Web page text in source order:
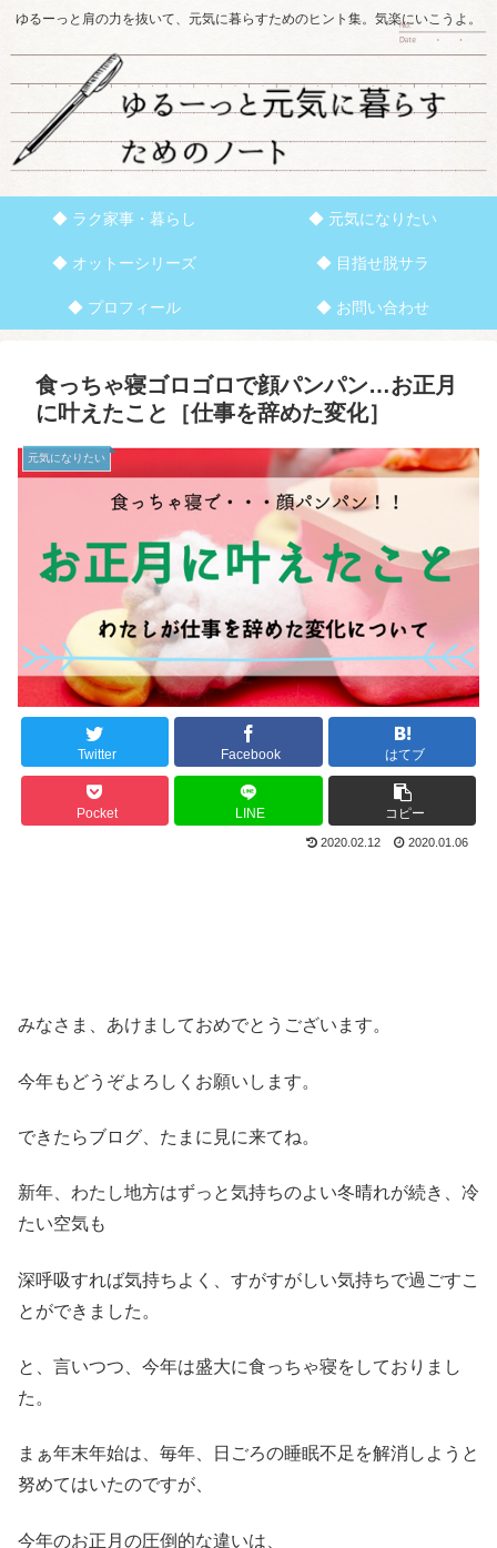
ゆるーっと肩の力を抜いて、元気に暮らすためのヒント集。気楽にいこうよ。
◆ ラク家事・暮らし ◆ 元気になりたい
◆ オットーシリーズ ◆ 目指せ脱サラ
◆ プロフィール ◆ お問い合わせ
食っちゃ寝ゴロゴロで顔パンパン…お正月
に叶えたこと［仕事を辞めた変化］
元気になりたい
Twitter Facebook はてブ
Pocket LINE コピー
2020.02.12 2020.01.06
みなさま、あけましておめでとうございます。
今年もどうぞよろしくお願いします。
できたらブログ、たまに見に来てね。
新年、わたし地方はずっと気持ちのよい冬晴れが続き、冷
たい空気も
深呼吸すれば気持ちよく、すがすがしい気持ちで過ごすこ
とができました。
と、言いつつ、今年は盛大に食っちゃ寝をしておりまし
た。
まぁ年末年始は、毎年、日ごろの睡眠不足を解消しようと
努めてはいたのですが、
今年のお正月の圧倒的な違いは、